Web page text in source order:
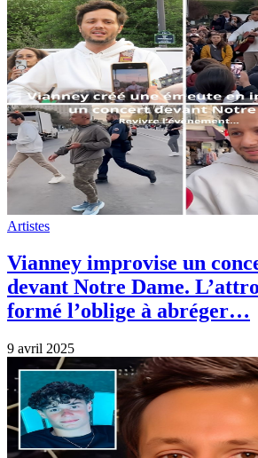
Artistes
Vianney improvise un
devant Notre Dame.
formé l’oblige à abréger…
9 avril 2025